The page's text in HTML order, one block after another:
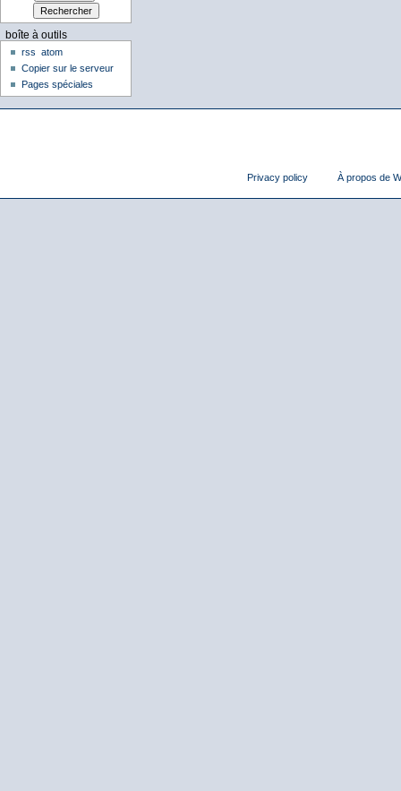
boîte à outils
rss
atom
Copier sur le serveur
Pages spéciales
Privacy policy À propos de